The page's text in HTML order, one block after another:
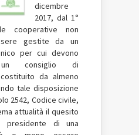
dicembre
2017, dal 1°
cooperative non
gestite da un
per cui devono
consiglio di
da almeno
tale disposizione
2542, Codice civile,
attualità il quesito
di una